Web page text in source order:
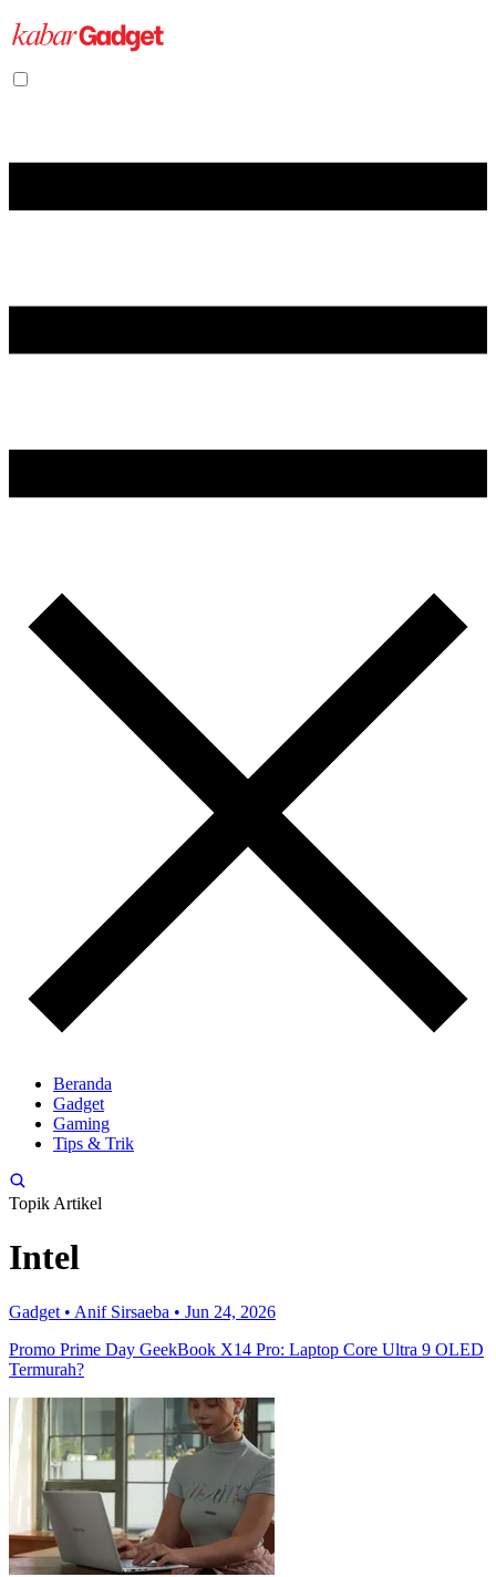
Beranda
Gadget
Gaming
Tips & Trik
Topik Artikel
Intel
Gadget • Anif Sirsaeba • Jun 24, 2026
Promo Prime Day GeekBook X14 Pro: Laptop Core Ultra 9 OLED
Termurah?